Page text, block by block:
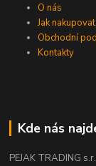
O nás
Jak nakupovat
Obchodní
Kontakty
Kde nás
PEJAK TRADING